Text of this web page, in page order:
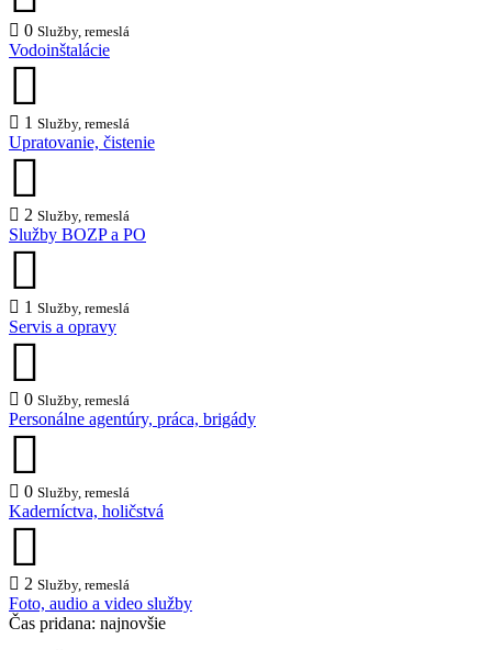
0 Služby, remeslá
Vodoinštalácie
1 Služby, remeslá
Upratovanie, čistenie
2 Služby, remeslá
Služby BOZP a PO
1 Služby, remeslá
Servis a opravy
0 Služby, remeslá
Personálne agentúry, práca, brigády
0 Služby, remeslá
Kaderníctva, holičstvá
2 Služby, remeslá
Foto, audio a video služby
Čas pridana: najnovšie